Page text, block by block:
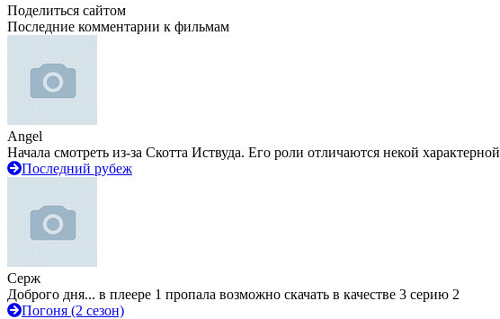
Поделиться сайтом
Последние комментарии к фильмам
Angel
Начала смотреть из-за Скотта Иствуда. Его роли отличаются некой характерной
Последний рубеж
Серж
Доброго дня... в плеере 1 пропала возможно скачать в качестве 3 серию 2
Погоня (2 сезон)